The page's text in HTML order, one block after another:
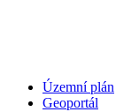
Územní plán
Geoportál